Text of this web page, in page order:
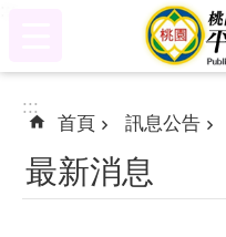
跳到主要內容區塊
:::
首頁 訊息公告
最新消息